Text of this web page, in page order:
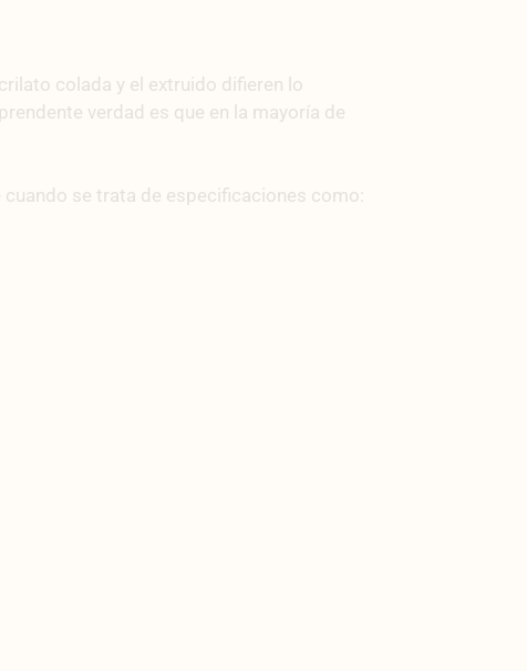
colada y el extruido difieren lo
verdad es que en la mayoría de
se trata de especificaciones como: